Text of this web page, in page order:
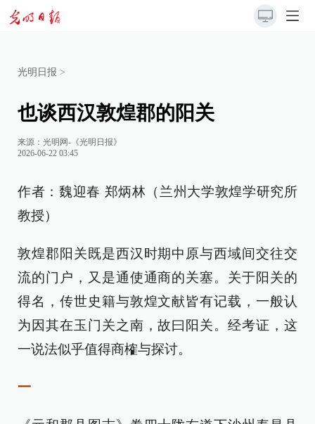
光明日报 >
也谈西汉敦煌郡的阳关
来源： 光明网-《光明日报》
2026-06-22 03:45
作者：魏迎春 郑炳林（兰州大学敦煌学研究所
教授）
敦煌郡阳关既是西汉时期中原与西域间交往交
流的门户，又是通使通商的关塞。关于阳关的
得名，传世史籍与敦煌文献皆有记载，一般认
为因其在玉门关之南，故曰阳关。经考证，这
一说法似乎值得商榷与探讨。
一